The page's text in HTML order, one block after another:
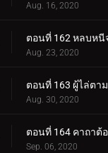
Aug. 16, 2020
Aug. 23, 2020
ตอนที่ 163 ผู้ไล่ตาม
Aug. 30, 2020
Sep. 06, 2020